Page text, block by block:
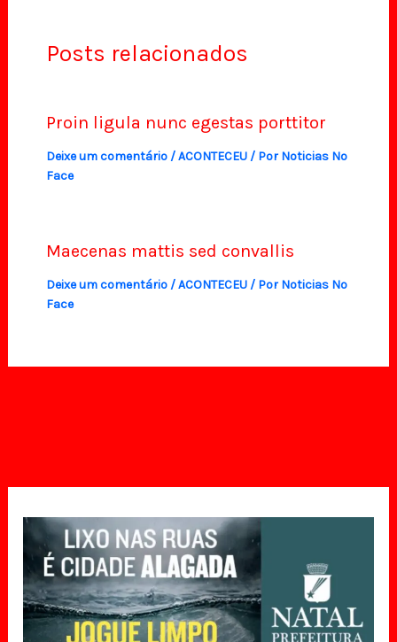
Posts relacionados
Proin ligula nunc egestas porttitor
Deixe um comentário /ACONTECEU/ Por Noticias No
Face
Maecenas mattis sed convallis
Deixe um comentário /ACONTECEU/ Por Noticias No
Face